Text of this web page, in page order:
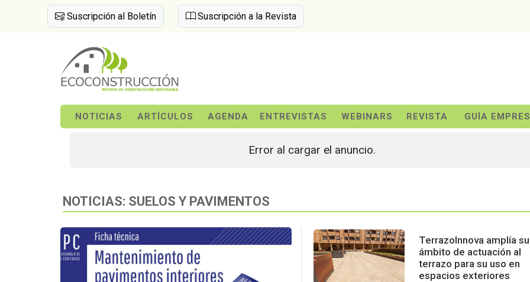
Suscripción al Boletín Suscripción a la Revista
NOTICIAS ARTÍCULOS AGENDA ENTREVISTAS WEBINARS REVISTA GUÍA
Error al cargar el anuncio.
NOTICIAS: SUELOS Y PAVIMENTOS
TerrazoInnova amplía su
ámbito de actuación al
terrazo para su uso en
espacios exteriores